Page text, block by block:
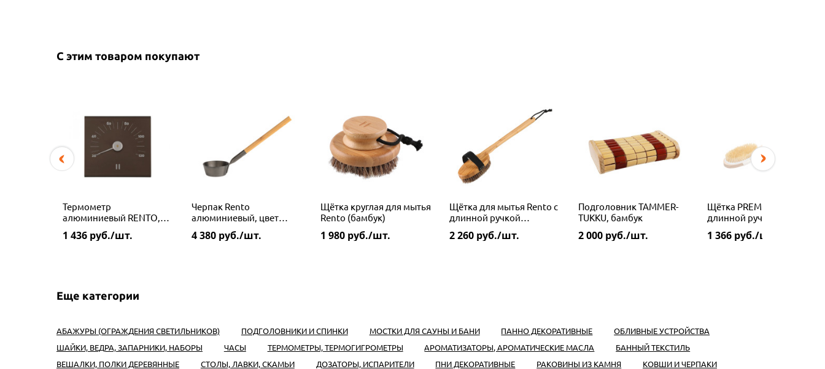
С этим товаром покупают
Термометр
алюминиевый RENTO,
цвет графит
1 436 руб./шт.
Черпак Rento
алюминиевый, цвет
4 380 руб./шт.
Щётка круглая для мытья
Rento (бамбук)
1 980 руб./шт.
Щётка для мытья Rento с
длинной ручкой
2 260 руб./шт.
Подголовник TAMMER-
TUKKU, бамбук
2 000 руб./шт.
Щётка PREMIO с
длинной ручкой
1 366 руб./шт.
Еще категории
АБАЖУРЫ (ОГРАЖДЕНИЯ СВЕТИЛЬНИКОВ) ПОДГОЛОВНИКИ И СПИНКИ МОСТКИ ДЛЯ САУНЫ И БАНИ ПАННО ДЕКОРАТИВНЫЕ
ОБЛИВНЫЕ УСТРОЙСТВА
ШАЙКИ, ВЕДРА, ЗАПАРНИКИ, НАБОРЫ
ЧАСЫ ТЕРМОМЕТРЫ, ТЕРМОГИГРОМЕТРЫ АРОМАТИЗАТОРЫ, АРОМАТИЧЕСКИЕ МАСЛА
БАННЫЙ ТЕКСТИЛЬ
ВЕШАЛКИ, ПОЛКИ ДЕРЕВЯННЫЕ
СТОЛЫ, ЛАВКИ, СКАМЬИ ДОЗАТОРЫ, ИСПАРИТЕЛИ ПНИ ДЕКОРАТИВНЫЕ РАКОВИНЫ ИЗ КАМНЯ
КОВШИ И ЧЕРПАКИ